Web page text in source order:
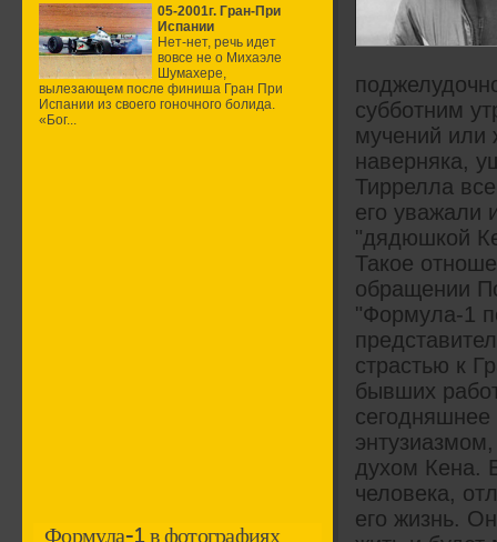
05-2001г. Гран-При
Испании
Нет-нет, речь идет
вовсе не о Михаэле
Шумахере,
вылезающем после финиша Гран При
Испании из своего гоночного болида.
«Бог...
Формула-1 в фотографиях
субботним
мучений или
наверняка,
Тиррелла
его уважали
"дядюшкой
Такое
обращении
"Формула-1
страстью к
бывших
духом Кена.
человека,
его жизнь.